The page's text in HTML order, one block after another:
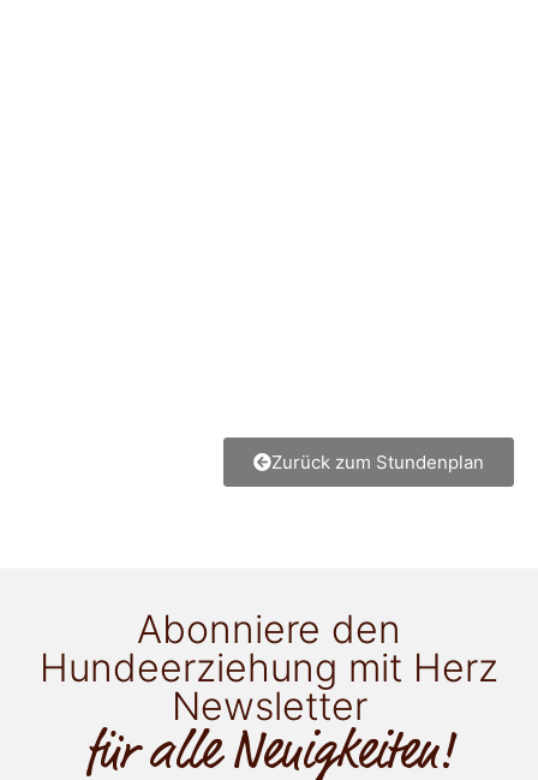
Zurück zum Stundenplan
Abonniere den
Hundeerziehung mit Herz
Newsletter
für alle Neuigkeiten!